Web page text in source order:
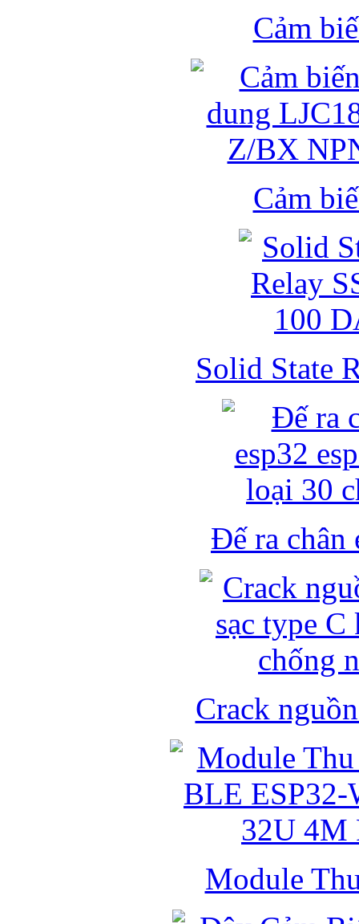
Cảm
Cảm
Solid State
Đế ra chân
Crack
Module